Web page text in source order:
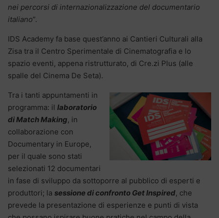
nei percorsi di internazionalizzazione del documentario
italiano”.
IDS Academy fa base quest’anno ai Cantieri Culturali alla
Zisa tra il Centro Sperimentale di Cinematografia e lo
spazio eventi, appena ristrutturato, di Cre.zi Plus (alle
spalle del Cinema De Seta).
Tra i tanti appuntamenti in
programma: il laboratorio
di Match Making, in
collaborazione con
Documentary in Europe,
per il quale sono stati
selezionati 12 documentari
in fase di sviluppo da sottoporre al pubblico di esperti e
produttori; la sessione di confronto Get Inspired, che
prevede la presentazione di esperienze e punti di vista